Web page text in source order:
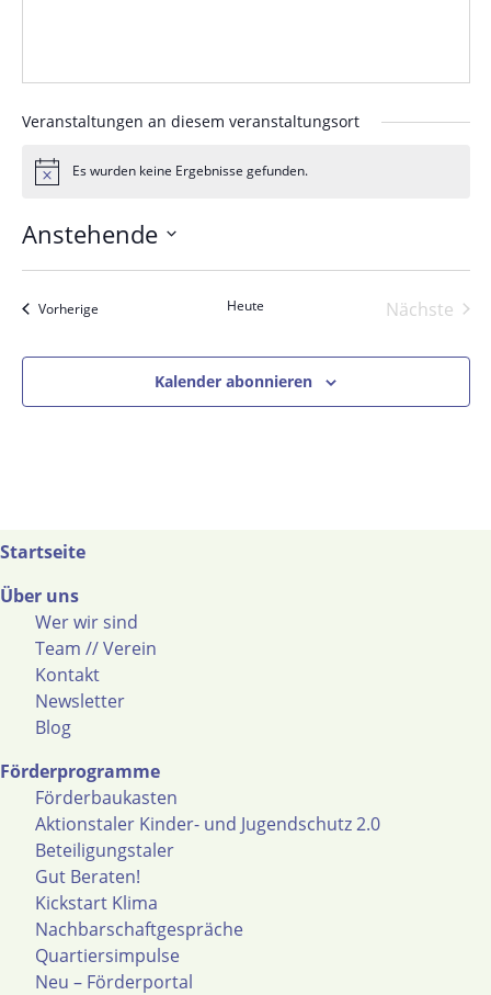
Veranstaltungen an diesem veranstaltungsort
HinweisEs wurden keine Ergebnisse gefunden.
Anstehende
Datum
wählen.
VorherigeVeranstaltungen Heute
Nächste
Kalender abonnieren
Startseite
Über uns
Wer wir sind
Team // Verein
Kontakt
Newsletter
Blog
Förderprogramme
Förderbaukasten
Aktionstaler Kinder- und Jugendschutz 2.0
Beteiligungstaler
Gut Beraten!
Kickstart Klima
Nachbarschaftgespräche
Quartiersimpulse
Neu – Förderportal